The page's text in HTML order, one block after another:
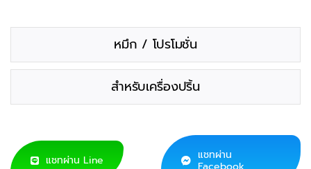
หมึก / โปรโมชั่น
สำหรับเครื่องปริ้น
แชทผ่าน Line
แชทผ่าน